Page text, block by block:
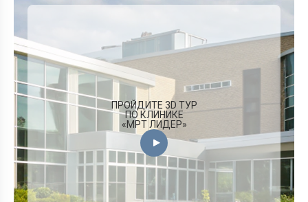
ПРОЙДИТЕ 3D ТУР
ПО КЛИНИКЕ
«МРТ ЛИДЕР»